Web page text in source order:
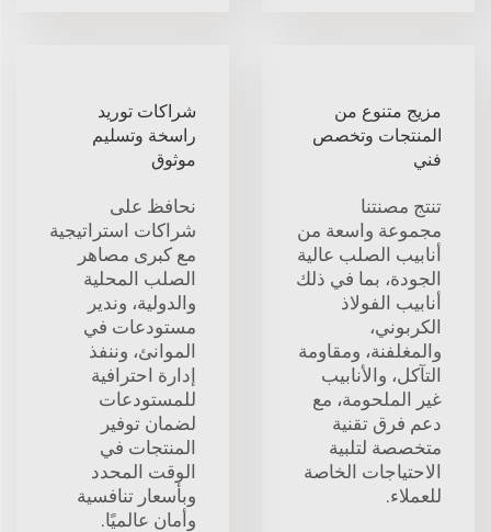
مزيج متنوع من
المنتجات وتخصص
فني
تنتج مصنتنا
مجموعة واسعة من
أنابيب الصلب عالية
الجودة، بما في ذلك
أنابيب الفولاذ
الكربوني،
والمغلفنة، ومقاومة
التآكل، والأنابيب
غير الملحومة، مع
دعم فرق تقنية
متخصصة لتلبية
الاحتياجات الخاصة
للعملاء.
شراكات توريد
راسخة وتسليم
موثوق
نحافظ على
شراكات استراتيجية
مع كبرى مصاهر
الصلب المحلية
والدولية، وندير
مستودعات في
الموانئ، وننفذ
إدارة احترافية
للمستودعات
لضمان توفير
المنتجات في
الوقت المحدد
وبأسعار تنافسية
وأمان عالميًا.